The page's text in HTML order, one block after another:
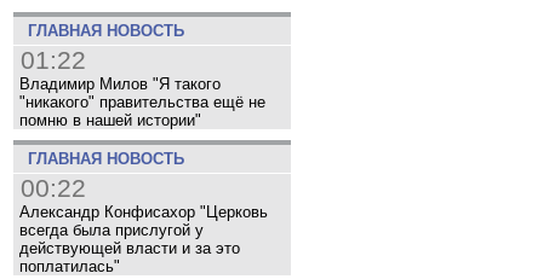
ГЛАВНАЯ НОВОСТЬ
01:22
Владимир Милов "Я такого
"никакого" правительства ещё не
помню в нашей истории"
ГЛАВНАЯ НОВОСТЬ
00:22
Александр Конфисахор "Церковь
всегда была прислугой у
действующей власти и за это
поплатилась"